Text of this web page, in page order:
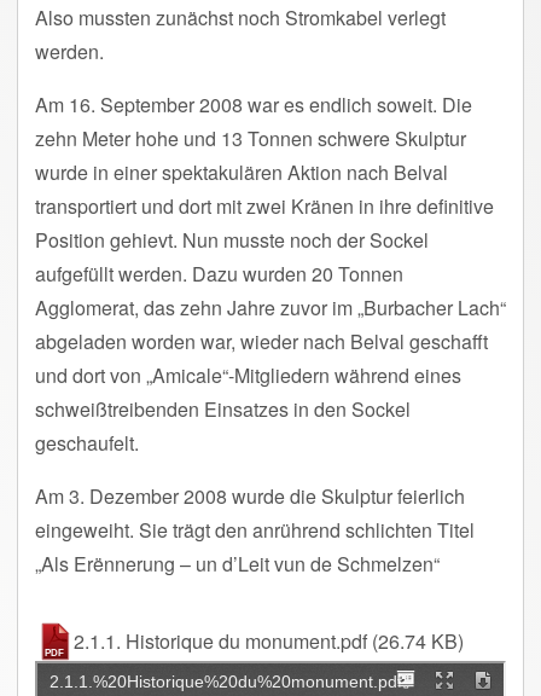
Also mussten zunächst noch Stromkabel verlegt
werden.
Am 16. September 2008 war es endlich soweit. Die
zehn Meter hohe und 13 Tonnen schwere Skulptur
wurde in einer spektakulären Aktion nach Belval
transportiert und dort mit zwei Kränen in ihre definitive
Position gehievt. Nun musste noch der Sockel
aufgefüllt werden. Dazu wurden 20 Tonnen
Agglomerat, das zehn Jahre zuvor im „Burbacher Lach“
abgeladen worden war, wieder nach Belval geschafft
und dort von „Amicale“-Mitgliedern während eines
schweißtreibenden Einsatzes in den Sockel
geschaufelt.
Am 3. Dezember 2008 wurde die Skulptur feierlich
eingeweiht. Sie trägt den anrührend schlichten Titel
„Als Erënnerung – un d’Leit vun de Schmelzen“
2.1.1. Historique du monument.pdf (26.74 KB)